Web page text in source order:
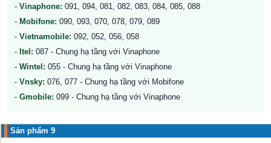
- Vinaphone: 091, 094, 081, 082, 083, 084, 085, 088
- Mobifone: 090, 093, 070, 078, 079, 089
- Vietnamobile: 092, 052, 056, 058
- Itel: 087 - Chung hạ tầng với Vinaphone
- Wintel: 055 - Chung hạ tầng với Vinaphone
- Vnsky: 076, 077 - Chung hạ tầng với Mobifone
- Gmobile: 099 - Chung hạ tầng với Vinaphone
Sản phẩm 9